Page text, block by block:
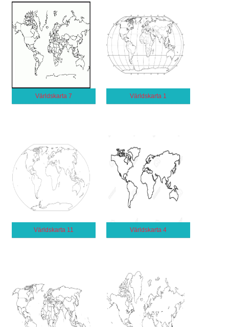
Världskarta 7 Världskarta 1
Världskarta 11 Världskarta 4